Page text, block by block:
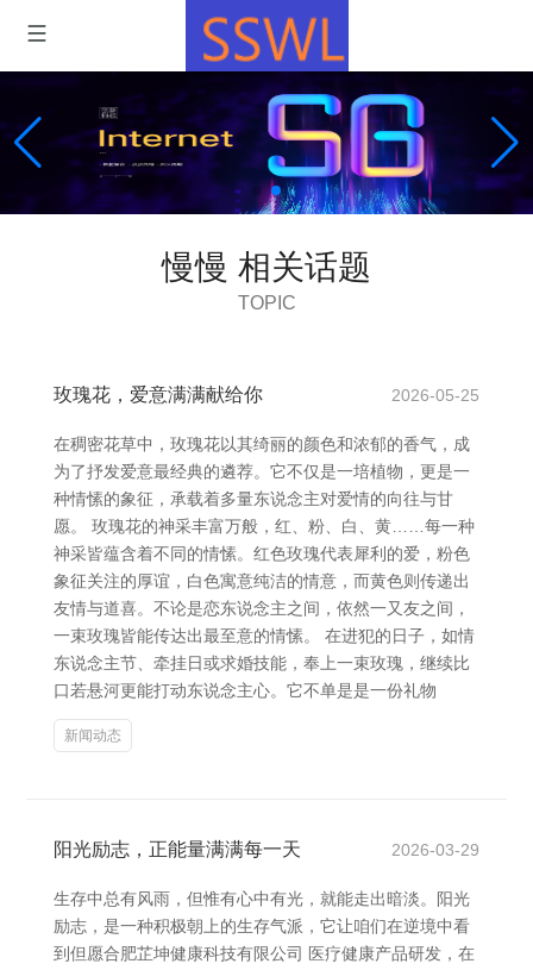
慢慢 相关话题
TOPIC
玫瑰花，爱意满满献给你 2026-05-25
在稠密花草中，玫瑰花以其绮丽的颜色和浓郁的香气，成
为了抒发爱意最经典的遴荐。它不仅是一培植物，更是一
种情愫的象征，承载着多量东说念主对爱情的向往与甘
愿。 玫瑰花的神采丰富万般，红、粉、白、黄……每一种
神采皆蕴含着不同的情愫。红色玫瑰代表犀利的爱，粉色
象征关注的厚谊，白色寓意纯洁的情意，而黄色则传递出
友情与道喜。不论是恋东说念主之间，依然一又友之间，
一束玫瑰皆能传达出最至意的情愫。 在进犯的日子，如情
东说念主节、牵挂日或求婚技能，奉上一束玫瑰，继续比
口若悬河更能打动东说念主心。它不单是是一份礼物
新闻动态
阳光励志，正能量满满每一天 2026-03-29
生存中总有风雨，但惟有心中有光，就能走出暗淡。阳光
励志，是一种积极朝上的生存气派，它让咱们在逆境中看
到但愿合肥芷坤健康科技有限公司 医疗健康产品研发，在